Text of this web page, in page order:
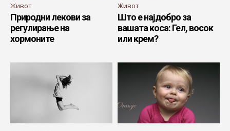
Живот
Природни лекови за
регулирање на
хормоните
Живот
Што е најдобро за
вашата коса: Гел, восок
или крем?